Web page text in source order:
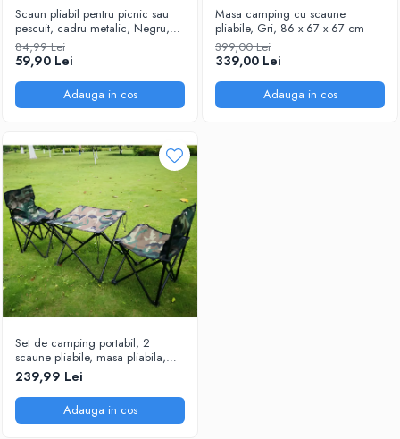
Scaun pliabil pentru picnic sau
pescuit, cadru metalic, Negru,
52 x 85 x 85 cm
84,99 Lei
59,90 Lei
Adauga in cos
Masa camping cu scaune
pliabile, Gri, 86 x 67 x 67 cm
399,00 Lei
339,00 Lei
Adauga in cos
Set de camping portabil, 2
scaune pliabile, masa pliabila,
geanta de transport, model
camuflaj, 4 piese
239,99 Lei
Adauga in cos